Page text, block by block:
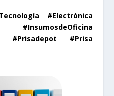
#Electrónica
#Prisadepot #Prisa